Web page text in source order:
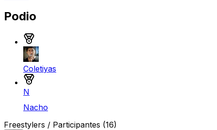
Podio
Coletiyas
N
Nacho
Freestylers / Participantes (16)